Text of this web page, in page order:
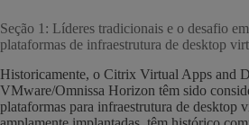
Seção 1: Líderes tradicionais e o desafio
plataformas de infraestrutura de desktop
Historicamente, o Citrix Virtual Apps and
VMware/Omnissa Horizon têm sido
plataformas para infraestrutura de desktop